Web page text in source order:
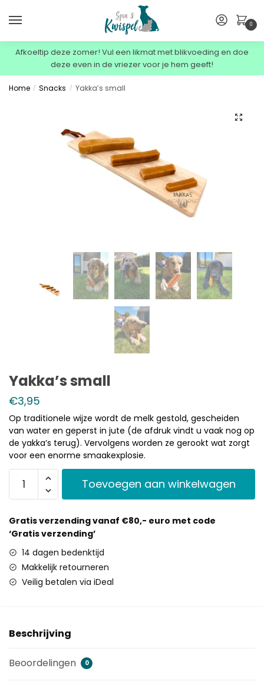
0
Afkoeltip deze zomer! Vul een likmat met blikvoeding en doe
deze even in de vriezer voor je hem geeft!
Home / Snacks / Yakka’s small
Yakka’s small
€3,95
Op traditionele wijze wordt de melk gestold, gescheiden
van water en geperst in jute (de afdruk vindt u vaak nog op
de yakka’s terug). Vervolgens worden ze gerookt wat zorgt
voor een enorme smaakexplosie.
Toevoegen aan winkelwagen
Gratis verzending vanaf €80,- euro met code
‘Gratis verzending’
14 dagen bedenktijd
Makkelijk retourneren
Veilig betalen via iDeal
Beschrijving
Beoordelingen 0